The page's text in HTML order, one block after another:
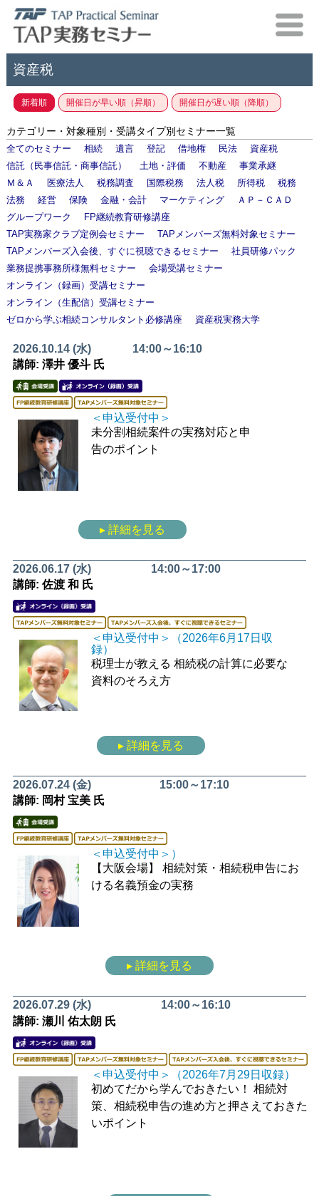
資産税
新着順 開催日が早い順（昇順） 開催日が遅い順（降順）
カテゴリー・対象種別・受講タイプ別セミナー一覧
全てのセミナー 相続 遺言 登記 借地権 民法
資産税
信託（民事信託・商事信託）
土地・評価 不動産
事業承継
Ｍ＆Ａ
医療法人 税務調査 国際税務 法人税 所得税
税務
法務
経営 保険 金融・会計 マーケティング
ＡＰ－ＣＡＤ
グループワーク
FP継続教育研修講座
TAP実務家クラブ定例会セミナー
TAPメンバーズ無料対象セミナー
TAPメンバーズ入会後、すぐに視聴できるセミナー
社員研修パック
業務提携事務所様無料セミナー
会場受講セミナー
オンライン（録画）受講セミナー
オンライン（生配信）受講セミナー
ゼロから学ぶ相続コンサルタント必修講座
資産税実務大学
2026.10.14 (水)
14:00～16:10
講師: 澤井 優斗 氏
＜申込受付中＞
未分割相続案件の実務対応と申
告のポイント
▸ 詳細を見る
2026.06.17 (水)
14:00～17:00
講師: 佐渡 和 氏
＜申込受付中＞（2026年6月17日収
録）
税理士が教える 相続税の計算に必要な
資料のそろえ方
▸ 詳細を見る
2026.07.24 (金)
15:00～17:10
講師: 岡村 宝美 氏
＜申込受付中＞）
【大阪会場】
相続対策・相続税申告にお
ける名義預金の実務
▸ 詳細を見る
2026.07.29 (水)
14:00～16:10
講師: 瀬川 佑太朗 氏
＜申込受付中＞（2026年7月29日収録）
初めてだから学んでおきたい！
相続対
策、相続税申告の進め方と押さえておきた
いポイント